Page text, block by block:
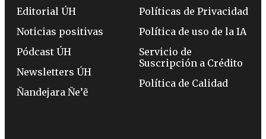
Editorial ÚH
Noticias positivas
Pódcast ÚH
Newsletters ÚH
Ñandejara Ñe’ẽ
Políticas de Privacidad
Política de uso de la IA
Servicio de
Suscripción a Crédito
Política de Calidad